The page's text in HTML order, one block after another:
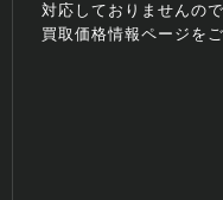
対応しておりませんので
買取価格情報ページを